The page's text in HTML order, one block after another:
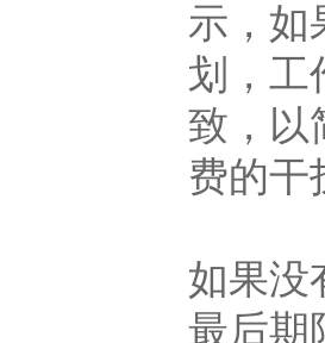
示，如
划，工
致，以
费的干
如果没
最后期